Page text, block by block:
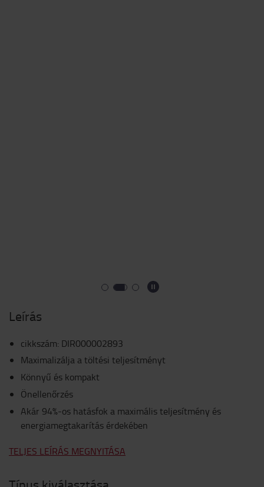
Leírás
cikkszám: DIR000002893
Maximalizálja a töltési teljesítményt
Könnyű és kompakt
Önellenőrzés
Akár 94%-os hatásfok a maximális teljesítmény és
energiamegtakarítás érdekében
TELJES LEÍRÁS MEGNYITÁSA